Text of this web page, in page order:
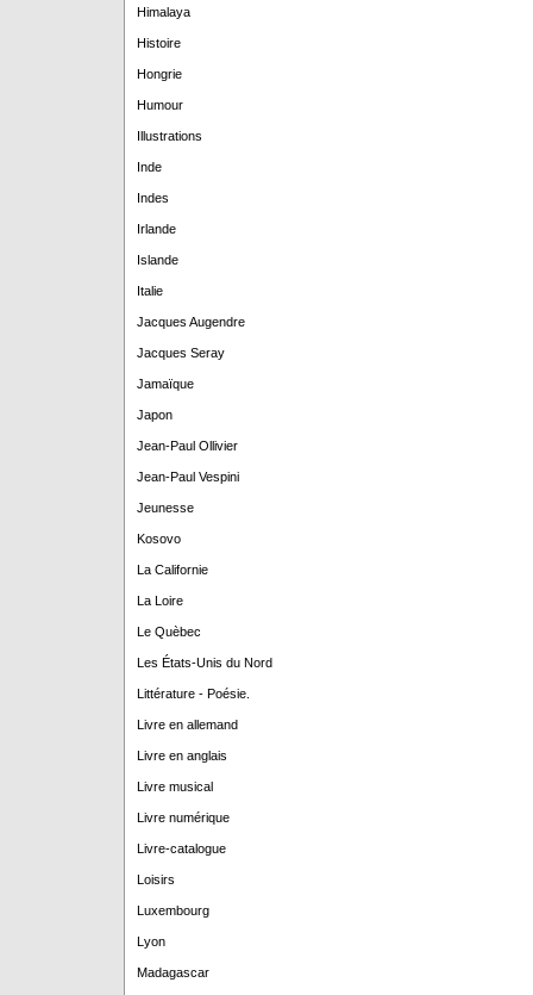
Himalaya
Histoire
Hongrie
Humour
Illustrations
Inde
Indes
Irlande
Islande
Italie
Jacques Augendre
Jacques Seray
Jamaïque
Japon
Jean-Paul Ollivier
Jean-Paul Vespini
Jeunesse
Kosovo
La Californie
La Loire
Le Quèbec
Les États-Unis du Nord
Littérature - Poésie.
Livre en allemand
Livre en anglais
Livre musical
Livre numérique
Livre-catalogue
Loisirs
Luxembourg
Lyon
Madagascar